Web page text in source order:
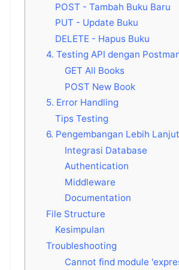
POST - Tambah Buku Baru
PUT - Update Buku
DELETE - Hapus Buku
4. Testing API dengan
GET All Books
POST New Book
5. Error Handling
Tips Testing
6. Pengembangan Lebih Lanjut
Integrasi Database
Authentication
Middleware
Documentation
File Structure
Kesimpulan
Troubleshooting
Cannot find module